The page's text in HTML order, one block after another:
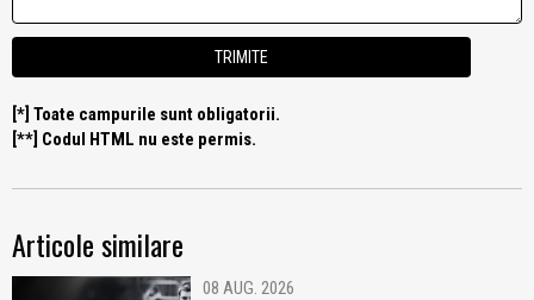
[*] Toate campurile sunt obligatorii.
[**] Codul HTML nu este permis.
Articole similare
08 AUG. 2026